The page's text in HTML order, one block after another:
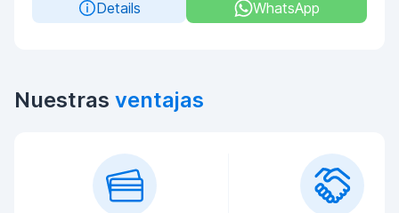
Details WhatsApp
Nuestras ventajas